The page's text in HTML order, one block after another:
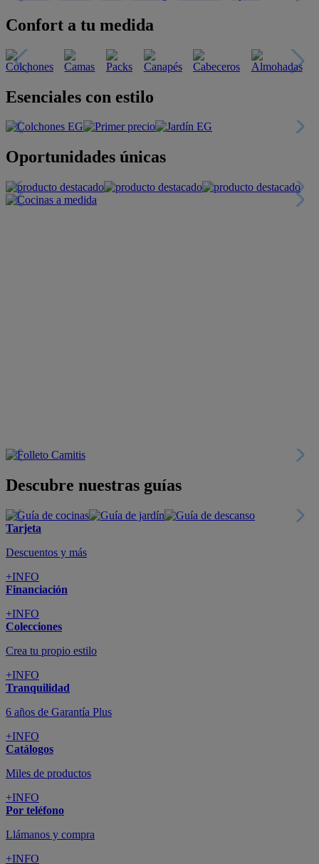
Confort a tu medida
Esenciales con estilo
Oportunidades únicas
Descubre nuestras guías
Tarjeta
Descuentos y más
+INFO
Financiación
+INFO
Colecciones
Crea tu propio estilo
+INFO
Tranquilidad
6 años de Garantía Plus
+INFO
Catálogos
Miles de productos
+INFO
Por teléfono
Llámanos y compra
+INFO